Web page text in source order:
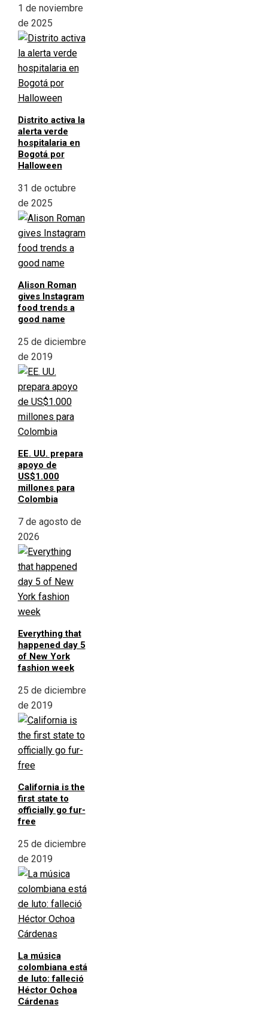
1 de noviembre
de 2025
Distrito activa la
alerta verde
hospitalaria en
Bogotá por
Halloween
31 de octubre
de 2025
Alison Roman
gives Instagram
food trends a
good name
25 de diciembre
de 2019
EE. UU. prepara
apoyo de
US$1.000
millones para
Colombia
7 de agosto de
2026
Everything that
happened day 5
of New York
fashion week
25 de diciembre
de 2019
California is the
first state to
officially go fur-
free
25 de diciembre
de 2019
La música
colombiana está
de luto: falleció
Héctor Ochoa
Cárdenas